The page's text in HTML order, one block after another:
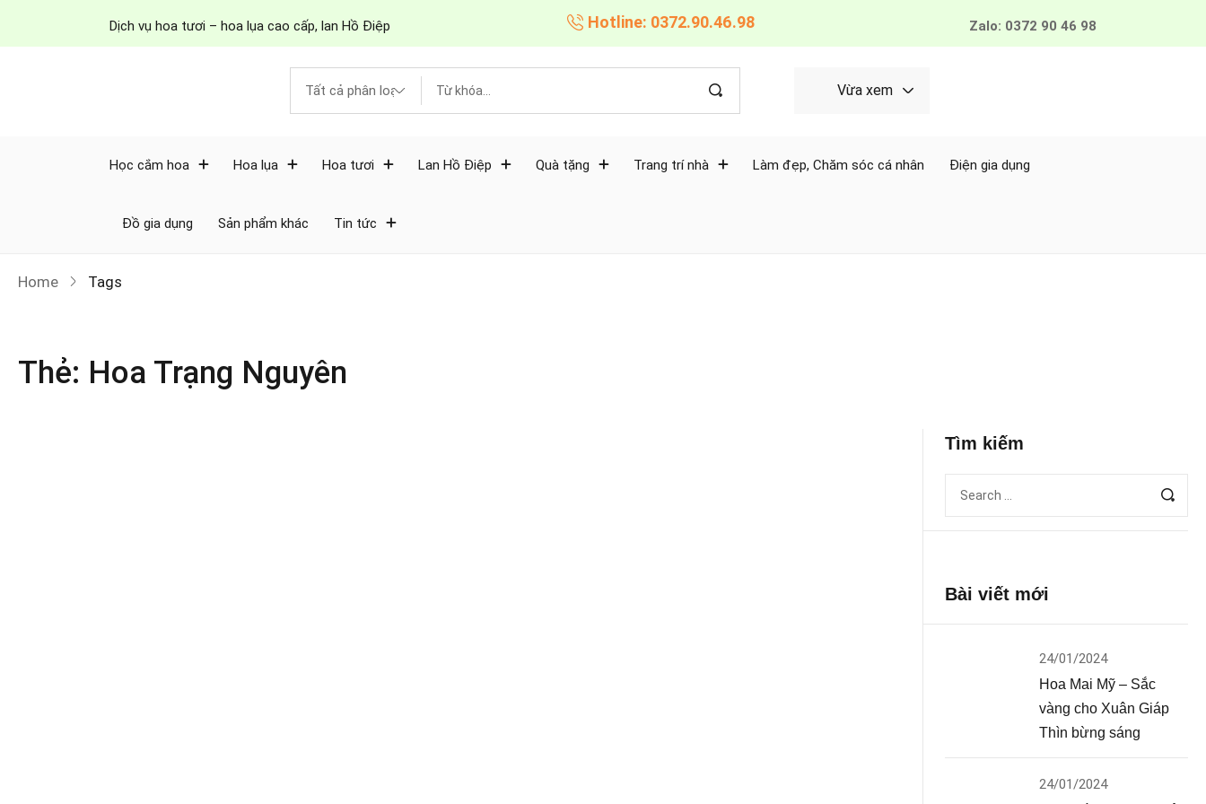
Dịch vụ hoa tươi – hoa lụa cao cấp, lan Hồ Điệp Hotline: 0372.90.46.98 Zalo: 0372 90 46 98
Vừa xem
Học cắm hoa Hoa lụa Hoa tươi Lan Hồ Điệp Quà tặng Trang trí nhà Làm đẹp, Chăm sóc cá nhân Điện gia dụng
Đồ gia dụng Sản phẩm khác Tin tức
Home Tags
Thẻ: Hoa Trạng Nguyên
Tìm kiếm
Bài viết mới
24/01/2024
Hoa Mai Mỹ – Sắc
vàng cho Xuân Giáp
Thìn bừng sáng
24/01/2024